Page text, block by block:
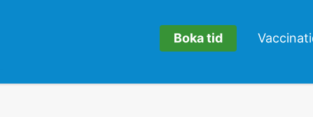
Boka tid